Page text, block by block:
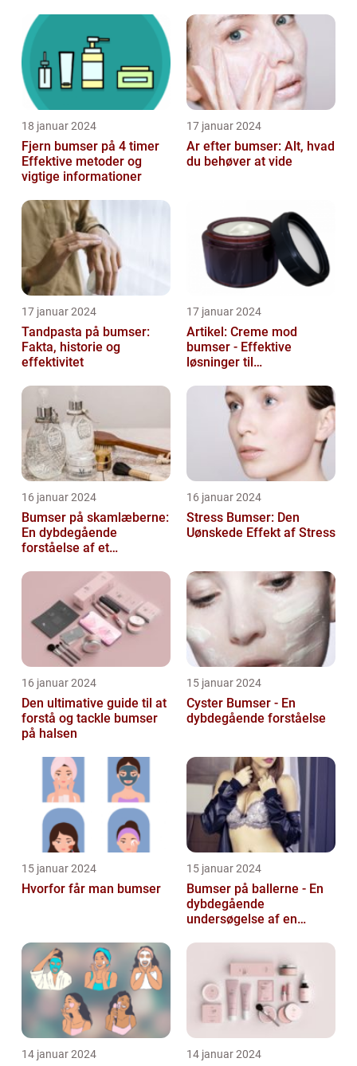
18 januar 2024
Fjern bumser på 4 timer
Effektive metoder og
vigtige informationer
17 januar 2024
Ar efter bumser: Alt, hvad
du behøver at vide
17 januar 2024
Tandpasta på bumser:
Fakta, historie og
effektivitet
17 januar 2024
Artikel: Creme mod
bumser - Effektive
løsninger til
16 januar 2024
Bumser på skamlæberne:
En dybdegående
forståelse af et
16 januar 2024
Stress Bumser: Den
Uønskede Effekt af Stress
16 januar 2024
Den ultimative guide til at
forstå og tackle bumser
på halsen
15 januar 2024
Cyster Bumser - En
dybdegående forståelse
15 januar 2024
Hvorfor får man bumser
15 januar 2024
Bumser på ballerne - En
dybdegående
undersøgelse af en
14 januar 2024 14 januar 2024